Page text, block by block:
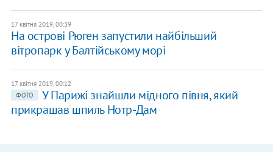
17 квітня 2019, 00:39
На острові Рюген запустили найбільший
вітропарк у Балтійському морі
17 квітня 2019, 00:12
ФОТО
У Парижі знайшли мідного півня, який
прикрашав шпиль Нотр-Дам